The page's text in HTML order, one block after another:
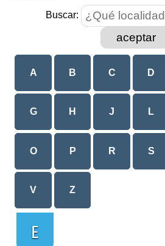
Buscar:
aceptar
A B C D
G H J L
O P R S
V Z
E